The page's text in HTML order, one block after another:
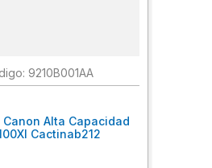
: 9210B001AA
Alta Capacidad
Cactinab212